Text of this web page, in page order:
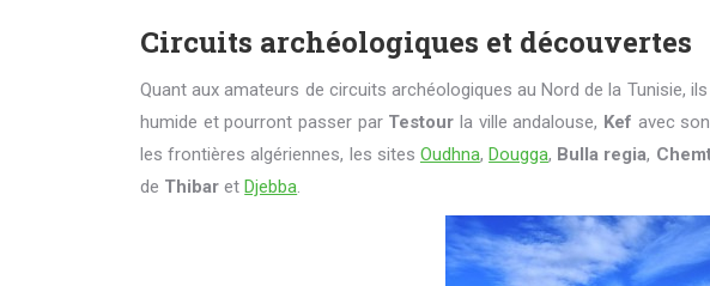
Circuits archéologiques et découvertes
Quant aux amateurs de circuits archéologiques au Nord de la Tunisie,
humide et pourront passer par Testour la ville andalouse, Kef avec
les frontières algériennes, les sites Oudhna,Dougga, Bulla regia,
de Thibar etDjebba.